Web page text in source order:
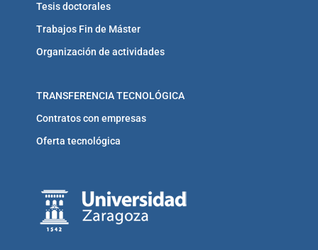
Tesis doctorales
Trabajos Fin de Máster
Organización de actividades
TRANSFERENCIA TECNOLÓGICA
Contratos con empresas
Oferta tecnológica